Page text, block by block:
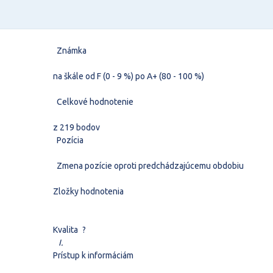
Známka
na škále od F (0 - 9 %) po A+ (80 - 100 %)
Celkové hodnotenie
z 219 bodov
Pozícia
Zmena pozície oproti predchádzajúcemu obdobiu
Zložky hodnotenia
Kvalita?
I.
Prístup k informáciám